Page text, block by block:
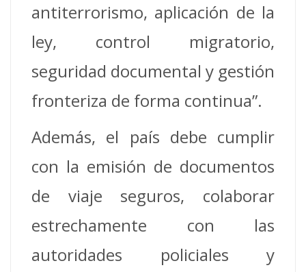
antiterrorismo, aplicación de la
ley, control migratorio,
seguridad documental y gestión
fronteriza de forma continua”.
Además, el país debe cumplir
con la emisión de documentos
de viaje seguros, colaborar
estrechamente con las
autoridades policiales y